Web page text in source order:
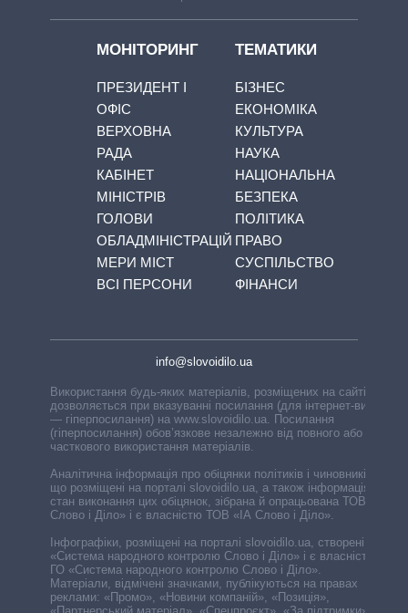
МОНІТОРИНГ
ПРЕЗИДЕНТ І
ОФІС
ВЕРХОВНА
РАДА
КАБІНЕТ
МІНІСТРІВ
ГОЛОВИ
ОБЛАДМІНІСТРАЦІЙ
МЕРИ МІСТ
ВСІ ПЕРСОНИ
ТЕМАТИКИ
БІЗНЕС
ЕКОНОМІКА
КУЛЬТУРА
НАУКА
НАЦІОНАЛЬНА
БЕЗПЕКА
ПОЛІТИКА
ПРАВО
СУСПІЛЬСТВО
ФІНАНСИ
info@slovoidilo.ua
Використання будь-яких матеріалів, розміщених на сайті,
дозволяється при вказуванні посилання (для інтернет-видань
— гіперпосилання) на www.slovoidilo.ua. Посилання
(гіперпосилання) обов’язкове незалежно від повного або
часткового використання матеріалів.
Аналітична інформація про обіцянки політиків і чиновників,
що розміщені на порталі slovoidilo.ua, а також інформація про
стан виконання цих обіцянок, зібрана й опрацьована ТОВ «ІА
Слово і Діло» і є власністю ТОВ «ІА Слово і Діло».
Інфографіки, розміщені на порталі slovoidilo.ua, створені ГО
«Система народного контролю Слово і Діло» і є власністю
ГО «Система народного контролю Слово і Діло».
Матеріали, відмічені значками, публікуються на правах
реклами: «Промо», «Новини компаній», «Позиція»,